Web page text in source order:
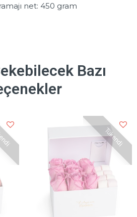
net: 450 gram
Bazı
Tükendi